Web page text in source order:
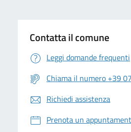
Contatta il comune
Leggi domande frequenti
Chiama il numero +39
Richiedi assistenza
Prenota un